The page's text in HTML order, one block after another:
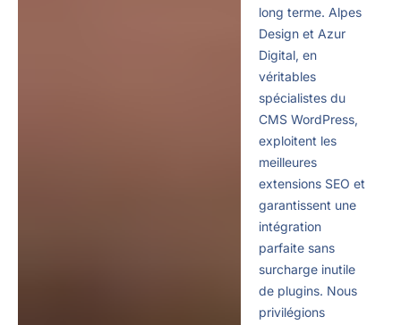
long terme. Alpes
Design et Azur
Digital, en
véritables
spécialistes du
CMS WordPress,
exploitent les
meilleures
extensions SEO et
garantissent une
intégration
parfaite sans
surcharge inutile
de plugins. Nous
privilégions